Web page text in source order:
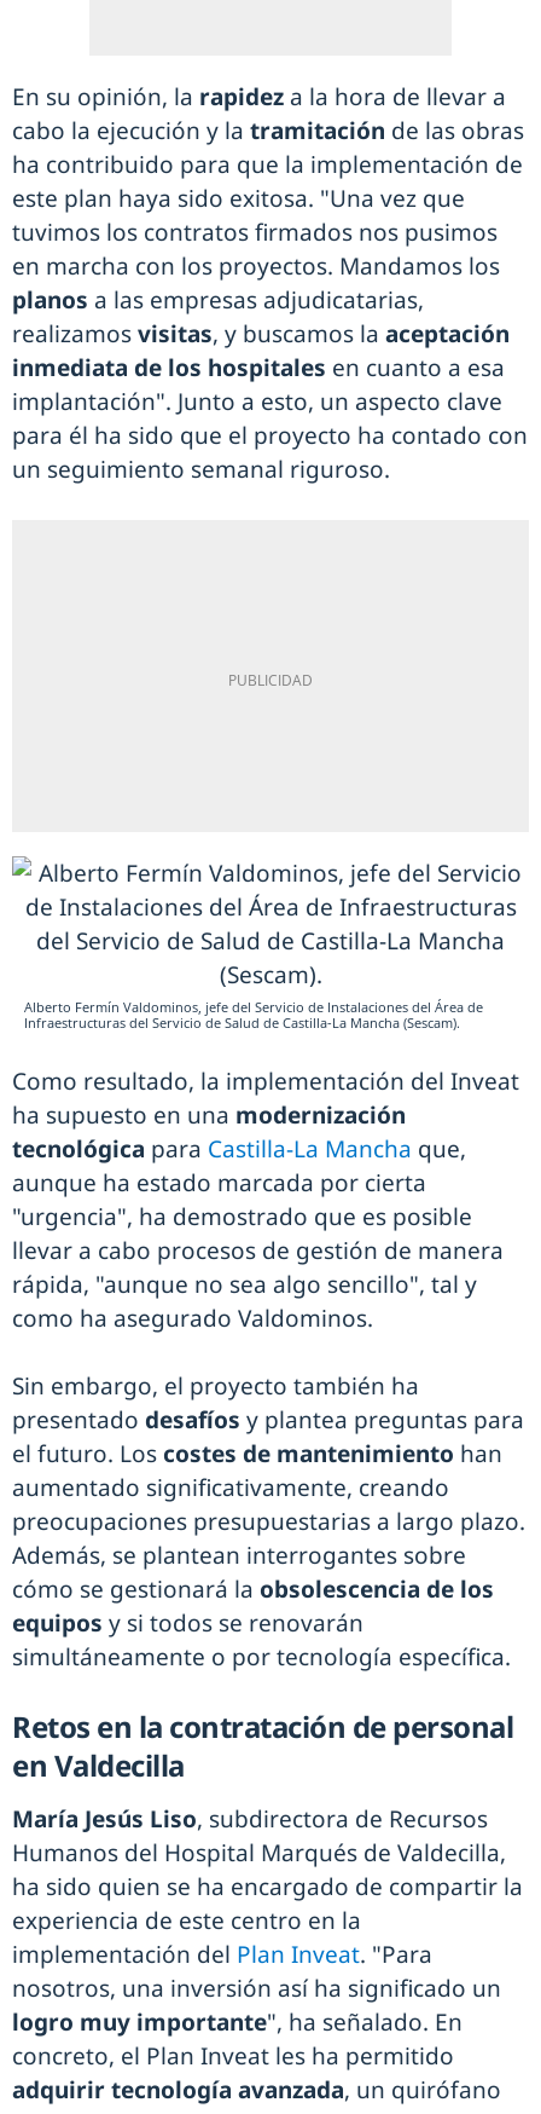
En su opinión, la rapidez a la hora de llevar a
cabo la ejecución y la tramitación de las obras
ha contribuido para que la implementación de
este plan haya sido exitosa. "Una vez que
tuvimos los contratos firmados nos pusimos
en marcha con los proyectos. Mandamos los
planos a las empresas adjudicatarias,
realizamosvisitas, y buscamos la aceptación
inmediata de los hospitales en cuanto a esa
implantación". Junto a esto, un aspecto clave
para él ha sido que el proyecto ha contado con
un seguimiento semanal riguroso.
Alberto Fermín Valdominos, jefe del Servicio de Instalaciones del Área de
Infraestructuras del Servicio de Salud de Castilla-La Mancha (Sescam).
Como resultado, la implementación del Inveat
ha supuesto en una modernización
tecnológica para Castilla-La Mancha que,
aunque ha estado marcada por cierta
"urgencia", ha demostrado que es posible
llevar a cabo procesos de gestión de manera
rápida, "aunque no sea algo sencillo", tal y
como ha asegurado Valdominos.
Sin embargo, el proyecto también ha
presentado desafíos y plantea preguntas para
el futuro. Los costes de mantenimiento han
aumentado significativamente, creando
preocupaciones presupuestarias a largo plazo.
Además, se plantean interrogantes sobre
cómo se gestionará la obsolescencia de los
equipos y si todos se renovarán
simultáneamente o por tecnología específica.
Retos en la contratación de personal
en Valdecilla
María Jesús Liso, subdirectora de Recursos
Humanos del Hospital Marqués de Valdecilla,
ha sido quien se ha encargado de compartir la
experiencia de este centro en la
implementación del Plan Inveat. "Para
nosotros, una inversión así ha significado un
logro muy importante", ha señalado. En
concreto, el Plan Inveat les ha permitido
adquirir tecnología avanzada, un quirófano